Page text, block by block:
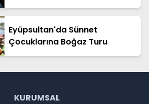
Eyüpsultan'da Sünnet
Çocuklarına Boğaz Turu
KURUMSAL